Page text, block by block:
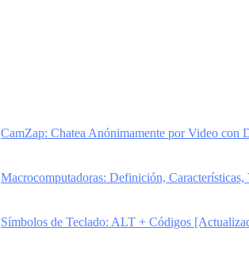
CamZap: Chatea Anónimamente por Video con
Macrocomputadoras: Definición, Características,
Símbolos de Teclado: ALT + Códigos